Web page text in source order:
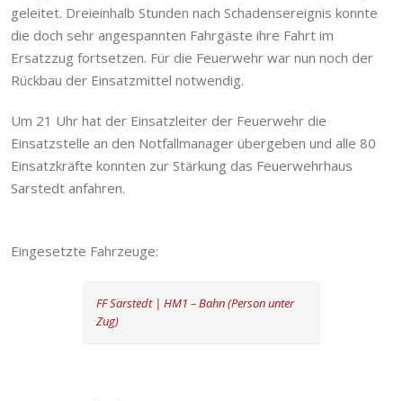
geleitet. Dreieinhalb Stunden nach Schadensereignis konnte
die doch sehr angespannten Fahrgäste ihre Fahrt im
Ersatzzug fortsetzen. Für die Feuerwehr war nun noch der
Rückbau der Einsatzmittel notwendig.
Um 21 Uhr hat der Einsatzleiter der Feuerwehr die
Einsatzstelle an den Notfallmanager übergeben und alle 80
Einsatzkräfte konnten zur Stärkung das Feuerwehrhaus
Sarstedt anfahren.
Eingesetzte Fahrzeuge:
FF Sarstedt | HM1 – Bahn (Person unter
Zug)